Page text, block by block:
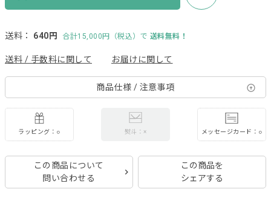
送料： 640円 合計15,000円（税込）で 送料無料！
送料 / 手数料に関して お届けに関して
商品仕様 / 注意事項
ラッピング：○ 熨斗：× メッセージカード：○
この商品について
問い合わせる
この商品を
シェアする